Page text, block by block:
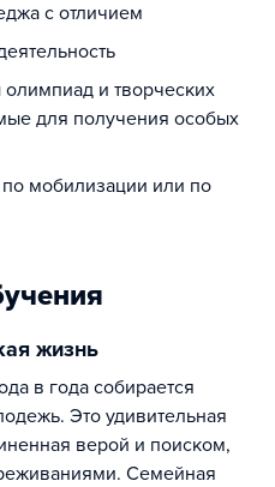
с отличием
олимпиад и творческих
для получения особых
мобилизации или по
жизнь
Это удивительная
верой и поиском,
Семейная